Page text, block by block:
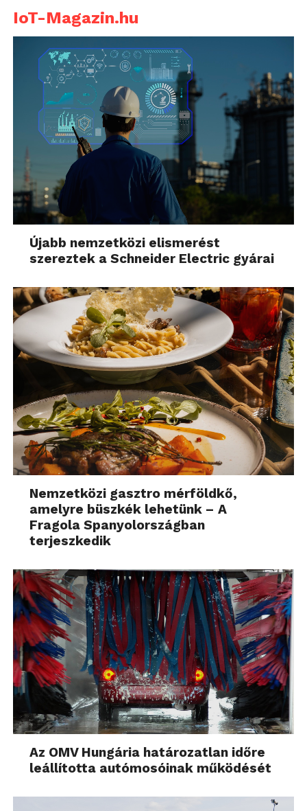
IoT-Magazin.hu
Újabb nemzetközi elismerést
szereztek a Schneider Electric gyárai
Nemzetközi gasztro mérföldkő,
amelyre büszkék lehetünk – A
Fragola Spanyolországban
terjeszkedik
Az OMV Hungária határozatlan időre
leállította autómosóinak működését